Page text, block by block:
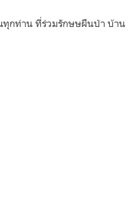
ทุกท่าน ที่ร่วมรักษษผืนป่า บ้าน